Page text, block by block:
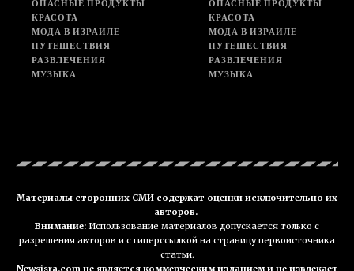
ОПАСНЫЕ ПРОДУКТЫ
КРАСОТА
МОДА В ИЗРАИЛЕ
ПУТЕШЕСТВИЯ
РАЗВЛЕЧЕНИЯ
МУЗЫКА
ОПАСНЫЕ ПРОДУКТЫ
КРАСОТА
МОДА В ИЗРАИЛЕ
ПУТЕШЕСТВИЯ
РАЗВЛЕЧЕНИЯ
МУЗЫКА
Материалы сторонних СМИ содержат оценки исключительно их
авторов.
Внимание: Использование материалов допускается только с
разрешения авторов и с гиперссылкой на страницу первоисточника
статьи.